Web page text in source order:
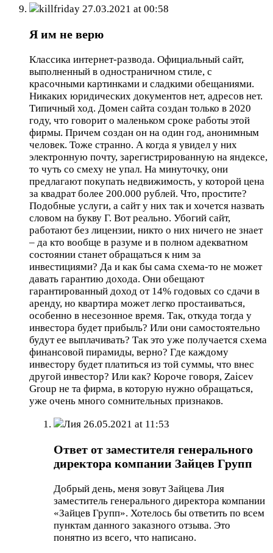
killfriday 27.03.2021 at 00:58
Я им не верю
Классика интернет-развода. Официальный сайт,
выполненный в одностраничном стиле, с
красочными картинками и сладкими обещаниями.
Никаких юридических документов нет, адресов нет.
Типичный ход. Домен сайта создан только в 2020
году, что говорит о маленьком сроке работы этой
фирмы. Причем создан он на один год, анонимным
человек. Тоже странно. А когда я увидел у них
электронную почту, зарегистрированную на яндексе,
то чуть со смеху не упал. На минуточку, они
предлагают покупать недвижимость, у которой цена
за квадрат более 200.000 рублей. Что, простите?
Подобные услуги, а сайт у них так и хочется назвать
словом на букву Г. Вот реально. Убогий сайт,
работают без лицензии, никто о них ничего не знает
– да кто вообще в разуме и в полном адекватном
состоянии станет обращаться к ним за
инвестициями? Да и как бы сама схема-то не может
давать гарантию дохода. Они обещают
гарантированный доход от 14% годовых со сдачи в
аренду, но квартира может легко простаиваться,
особенно в несезонное время. Так, откуда тогда у
инвестора будет прибыль? Или они самостоятельно
будут ее выплачивать? Так это уже получается схема
финансовой пирамиды, верно? Где каждому
инвестору будет платиться из той суммы, что внес
другой инвестор? Или как? Короче говоря, Zaicev
Group не та фирма, в которую нужно обращаться,
уже очень много сомнительных признаков.
Лия 26.05.2021 at 11:53
Ответ от заместителя генерального
директора компании Зайцев Групп
Добрый день, меня зовут Зайцева Лия
заместитель генерального директора компании
«Зайцев Групп». Хотелось бы ответить по всем
пунктам данного заказного отзыва. Это
понятно из всего, что написано.